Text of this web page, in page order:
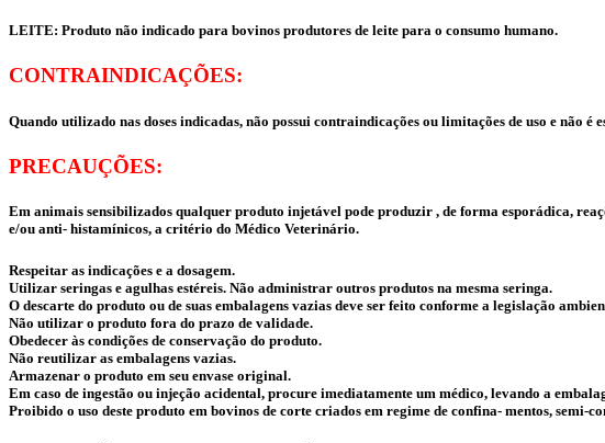
LEITE: Produto não indicado para bovinos produtores de leite para o consumo humano.
CONTRAINDICAÇÕES:
Quando utilizado nas doses indicadas, não possui contraindicações ou limitações de uso e não
PRECAUÇÕES:
Em animais sensibilizados qualquer produto injetável pode produzir , de forma esporádica,
e/ou anti- histamínicos, a critério do Médico Veterinário.
Respeitar as indicações e a dosagem.
Utilizar seringas e agulhas estéreis. Não administrar outros produtos na mesma seringa.
O descarte do produto ou de suas embalagens vazias deve ser feito conforme a legislação
Não utilizar o produto fora do prazo de validade.
Obedecer às condições de conservação do produto.
Não reutilizar as embalagens vazias.
Armazenar o produto em seu envase original.
Em caso de ingestão ou injeção acidental, procure imediatamente um médico, levando a
Proibido o uso deste produto em bovinos de corte criados em regime de confina- mentos, semi-